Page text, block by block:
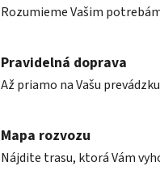
Rozumieme Vašim
Pravidelná doprava
Až priamo na Vašu prevádzku
Mapa rozvozu
Nájdite trasu, ktorá Vám